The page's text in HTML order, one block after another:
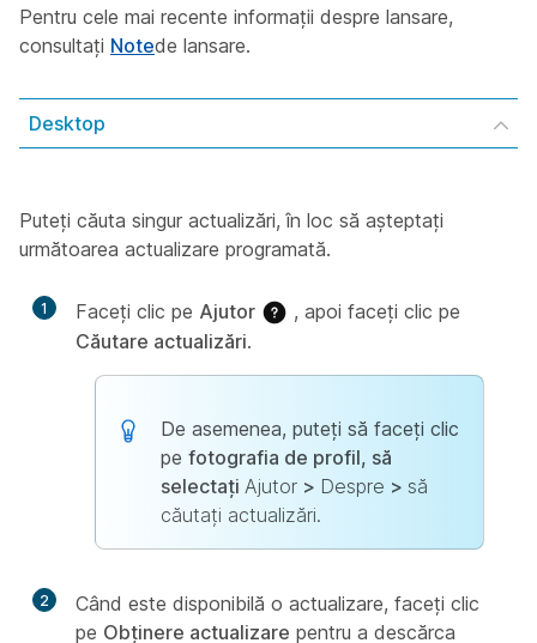
Pentru cele mai recente informații despre lansare,
consultați Notede lansare.
Desktop
Puteți căuta singur actualizări, în loc să așteptați
următoarea actualizare programată.
1 Faceți clic pe Ajutor
, apoi faceți clic pe
Căutare actualizări.
De asemenea, puteți să faceți clic
pe fotografia de profil, să
selectați Ajutor > Despre > să
căutați actualizări.
2
Când este disponibilă o actualizare, faceți clic
pe Obținere actualizare pentru a descărca